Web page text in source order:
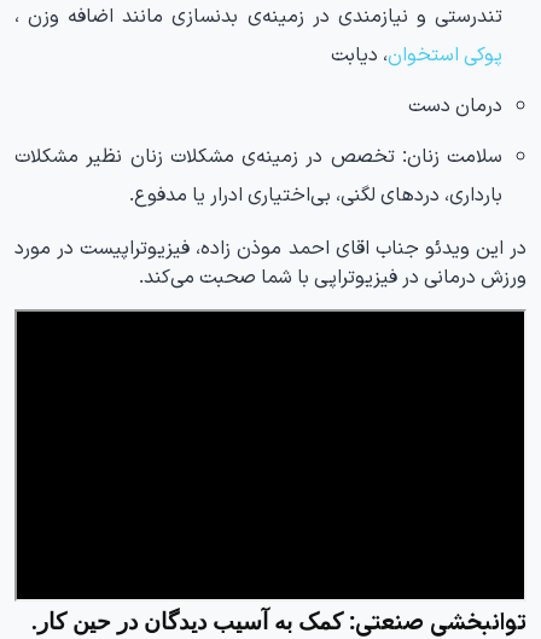
تندرستی و نیازمندی در زمینه‌ی بدنسازی مانند اضافه وزن ،
پوکی استخوان، دیابت
درمان دست
سلامت زنان: تخصص در زمینه‌ی مشکلات زنان نظیر مشکلات
بارداری، دردهای لگنی، بی‌اختیاری ادرار یا مدفوع.
در این ویدئو جناب اقای احمد موذن زاده، فیزیوتراپیست در مورد
ورزش درمانی در فیزیوتراپی با شما صحبت می‌کند.
توانبخشی صنعتی:کمک به آسیب دیدگان در حین کار.